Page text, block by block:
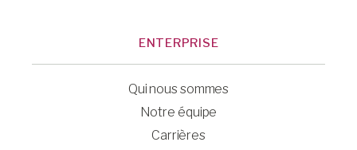
ENTERPRISE
Qui nous sommes
Notre équipe
Carrières